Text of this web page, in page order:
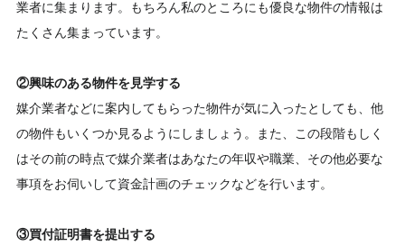
業者に集まります。もちろん私のところにも優良な物件の情報は
たくさん集まっています。
②興味のある物件を見学する
媒介業者などに案内してもらった物件が気に入ったとしても、他
の物件もいくつか見るようにしましょう。また、この段階もしく
はその前の時点で媒介業者はあなたの年収や職業、その他必要な
事項をお伺いして資金計画のチェックなどを行います。
③買付証明書を提出する